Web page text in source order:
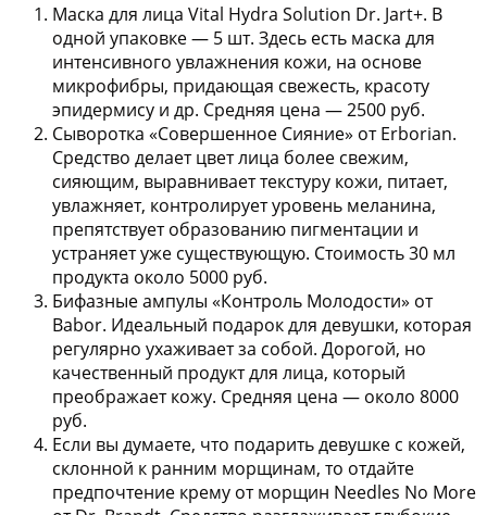
Маска для лица Vital Hydra Solution Dr. Jart+. В
одной упаковке — 5 шт. Здесь есть маска для
интенсивного увлажнения кожи, на основе
микрофибры, придающая свежесть, красоту
эпидермису и др. Средняя цена — 2500 руб.
Сыворотка «Совершенное Сияние» от Erborian.
Средство делает цвет лица более свежим,
сияющим, выравнивает текстуру кожи, питает,
увлажняет, контролирует уровень меланина,
препятствует образованию пигментации и
устраняет уже существующую. Стоимость 30 мл
продукта около 5000 руб.
Бифазные ампулы «Контроль Молодости» от
Babor. Идеальный подарок для девушки, которая
регулярно ухаживает за собой. Дорогой, но
качественный продукт для лица, который
преображает кожу. Средняя цена — около 8000
руб.
Если вы думаете, что подарить девушке с кожей,
склонной к ранним морщинам, то отдайте
предпочтение крему от морщин Needles No More